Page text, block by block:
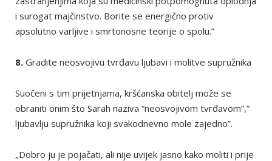
i surogat majčinstvo. Borite se energično protiv
apsolutno varljive i smrtonosne teorije o spolu.”
8. Gradite neosvojivu tvrđavu ljubavi i molitve supružnika
Suočeni s tim prijetnjama, kršćanska obitelj može se
obraniti onim što Sarah naziva “neosvojivom tvrđavom”,”
ljubavlju supružnika koji svakodnevno mole zajedno”.
„Dobro ju je pojačati, ali nije uvijek jasno kako moliti i prije